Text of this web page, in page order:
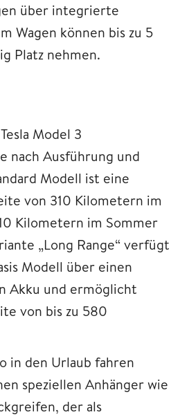
über integrierte
Wagen können bis zu 5
Platz nehmen.
Model 3
nach Ausführung und
Modell ist eine
von 310 Kilometern im
Kilometern im Sommer
„Long Range“ verfügt
Modell über einen
Akku und ermöglicht
von bis zu 580
in den Urlaub fahren
speziellen Anhänger wie
der als